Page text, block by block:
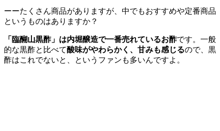
ーーたくさん商品がありますが、中でもおすすめや定番商品
というものはありますか？
「臨醐山黒酢」は内堀醸造で一番売れているお酢です。一般
的な黒酢と比べて酸味がやわらかく、甘みも感じるので、黒
酢はこれでないと、というファンも多いんですよ。